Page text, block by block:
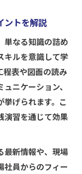
ントを解説
単なる知識の詰め
キルを意識して学
程表や図面の読み
ニケーション、
げられます。こ
演習を通じて効果
最新情報や、現場
社員からのフィー